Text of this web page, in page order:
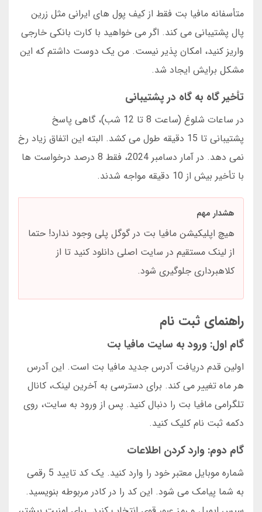
متأسفانه مافیا بت فقط از کیف پول های ایرانی مثل زرین
پال پشتیبانی می کند. اگر می خواهید با کارت بانکی خارجی
واریز کنید، امکان پذیر نیست. من یک دوست داشتم که این
مشکل برایش ایجاد شد.
تأخیر گاه به گاه در پشتیبانی
در ساعات شلوغ (ساعت 8 تا 12 شب)، گاهی پاسخ
پشتیبانی تا 15 دقیقه طول می کشد. البته این اتفاق زیاد رخ
نمی دهد. در آمار دسامبر 2024، فقط 8 درصد درخواست ها
با تأخیر بیش از 10 دقیقه مواجه شدند.
هشدار مهم
هیچ اپلیکیشن مافیا بت در گوگل پلی وجود ندارد! حتما
از لینک مستقیم در سایت اصلی دانلود کنید تا از
کلاهبرداری جلوگیری شود.
راهنمای ثبت نام
گام اول: ورود به سایت مافیا بت
اولین قدم دریافت آدرس جدید مافیا بت است. این آدرس
هر ماه تغییر می کند. برای دسترسی به آخرین لینک، کانال
تلگرامی مافیا بت را دنبال کنید. پس از ورود به سایت، روی
دکمه ثبت نام کلیک کنید.
گام دوم: وارد کردن اطلاعات
شماره موبایل معتبر خود را وارد کنید. یک کد تایید 5 رقمی
به شما پیامک می شود. این کد را در کادر مربوطه بنویسید.